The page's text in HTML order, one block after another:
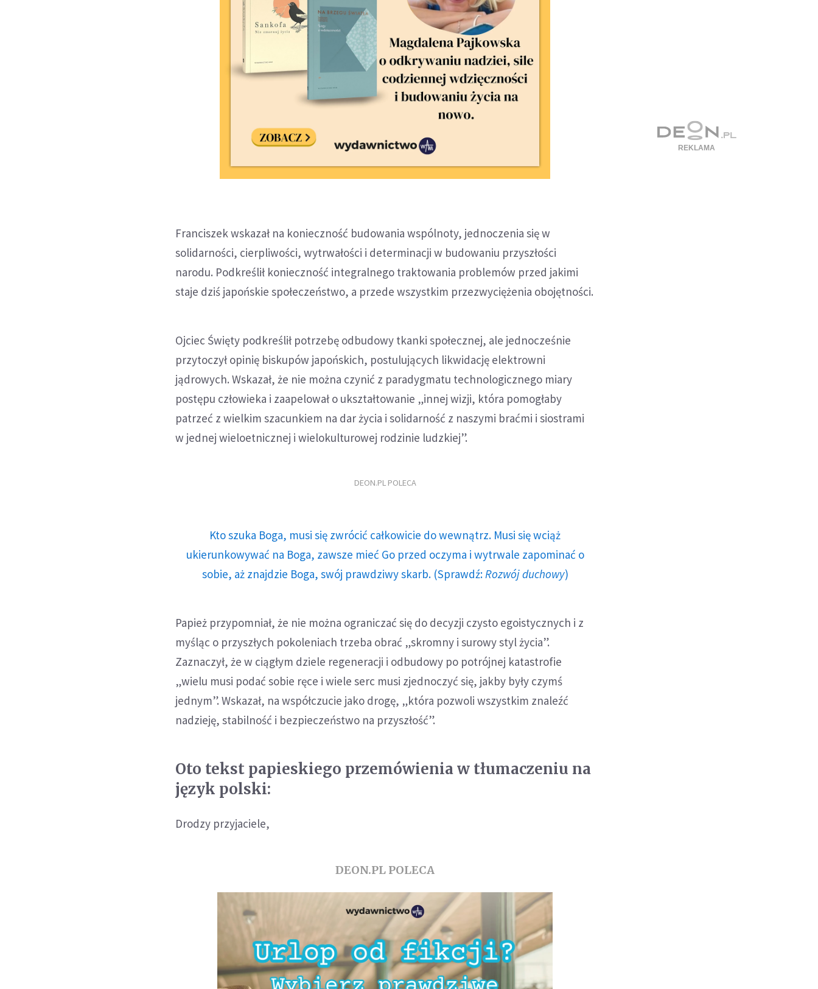
Franciszek wskazał na konieczność budowania wspólnoty, jednoczenia się w
solidarności, cierpliwości, wytrwałości i determinacji w budowaniu przyszłości
narodu. Podkreślił konieczność integralnego traktowania problemów przed jakimi
staje dziś japońskie społeczeństwo, a przede wszystkim przezwyciężenia obojętności.
Ojciec Święty podkreślił potrzebę odbudowy tkanki społecznej, ale jednocześnie
przytoczył opinię biskupów japońskich, postulujących likwidację elektrowni
jądrowych. Wskazał, że nie można czynić z paradygmatu technologicznego miary
postępu człowieka i zaapelował o ukształtowanie „innej wizji, która pomogłaby
patrzeć z wielkim szacunkiem na dar życia i solidarność z naszymi braćmi i siostrami
w jednej wieloetnicznej i wielokulturowej rodzinie ludzkiej”.
DEON.PL POLECA
Kto szuka Boga, musi się zwrócić całkowicie do wewnątrz. Musi się wciąż
ukierunkowywać na Boga, zawsze mieć Go przed oczyma i wytrwale zapominać o
sobie, aż znajdzie Boga, swój prawdziwy skarb. (Sprawdź: Rozwój duchowy)
Papież przypomniał, że nie można ograniczać się do decyzji czysto egoistycznych i z
myśląc o przyszłych pokoleniach trzeba obrać „skromny i surowy styl życia”.
Zaznaczył, że w ciągłym dziele regeneracji i odbudowy po potrójnej katastrofie
„wielu musi podać sobie ręce i wiele serc musi zjednoczyć się, jakby były czymś
jednym”. Wskazał, na współczucie jako drogę, „która pozwoli wszystkim znaleźć
nadzieję, stabilność i bezpieczeństwo na przyszłość”.
Oto tekst papieskiego przemówienia w tłumaczeniu na
język polski:
Drodzy przyjaciele,
DEON.PL POLECA